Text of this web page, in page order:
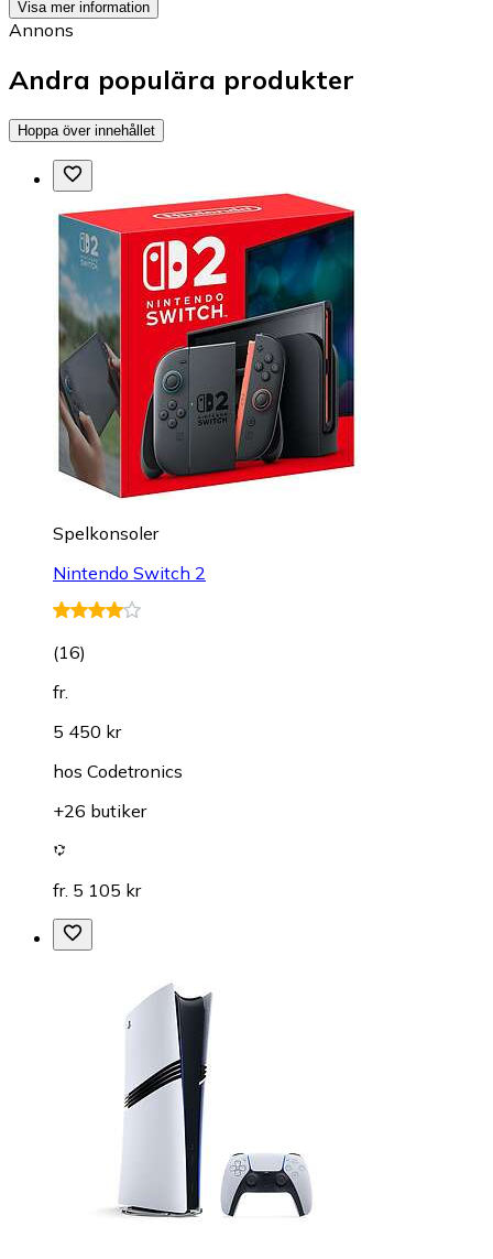
Visa mer information
Annons
Andra populära produkter
Hoppa över innehållet
Spelkonsoler
Nintendo Switch 2
(16)
fr.
5 450 kr
hos Codetronics
+26 butiker
fr. 5 105 kr